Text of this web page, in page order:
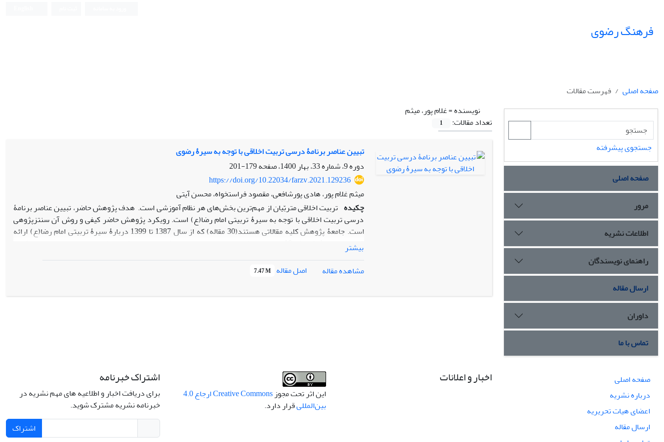
فرهنگ رضوی
صفحه اصلی
فهرست مقالات
نویسنده =غلام پور، میثم
تعداد مقالات:
1
تبیین عناصر برنامۀ درسی تربیت اخلاقی با توجه به سیرۀ رضوی
دوره 9، شماره 33، بهار 1400، صفحه
179-201
https://doi.org/10.22034/farzv.2021.129236
میثم غلام پور، هادی پورشافعی، مقصود فراستخواه، محسن آیتی
چکیده تربیت اخلاقی متربّیان از مهم‌ترین بخش‌های هر نظام آموزشی است. هدف پژوهش حاضر، تبیین عناصر برنامۀ
درسی تربیت اخلاقی با توجه به سیرۀ تربیتی امام رضا(ع) است. رویکرد پژوهش حاضر کیفی و روش آن سنتزپژوهی
است. جامعۀ پژوهش کلیه مقالاتی هستند(30 مقاله) که از سال 1387 تا 1399 دربارۀ سیرۀ تربیتی امام رضا(ع) ارائه
انتخاب شده‌اند. داده‌های پژوهش از تحلیل کیفی اسناد مورد مطالعه، گردآوری شده‌اند. با تجزیه و تحلیل داده‌ها،
برنامۀ ‌درسی تربیت اخلاقی باید کثرت‌گرا، انعطاف‌پذیر، غایت‌گرا و دموکراتیک باشد، روش‌های تربیت اخلاقی ایجابی،
بیشتر
مشاهده مقاله
اصل مقاله 7.47 M
جستجوی پیشرفته
صفحه اصلی
مرور
اطلاعات نشریه
راهنمای نویسندگان
ارسال مقاله
داوران
تماس با ما
صفحه اصلی
درباره نشریه
اعضای هیات تحریریه
ارسال مقاله
اخبار و اعلانات
این اثر تحت مجوز
Creative Commons ارجاع 4.0
بین‌المللیقرار دارد.
اشتراک خبرنامه
برای دریافت اخبار و اطلاعیه های مهم نشریه در
خبرنامه نشریه مشترک شوید.
اشتراک